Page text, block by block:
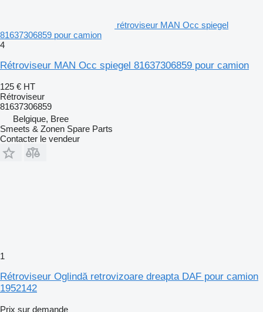
rétroviseur MAN Occ spiegel
81637306859 pour camion
4
Rétroviseur MAN Occ spiegel 81637306859 pour camion
125 € HT
Rétroviseur
81637306859
Belgique, Bree
Smeets & Zonen Spare Parts
Contacter le vendeur
1
Rétroviseur Oglindă retrovizoare dreapta DAF pour camion
1952142
Prix sur demande